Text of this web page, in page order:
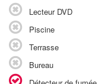
Lecteur DVD
Piscine
Terrasse
Bureau